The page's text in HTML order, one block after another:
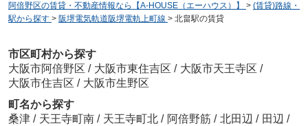
阿倍野区の賃貸・不動産情報なら【A-HOUSE（エーハウス）】 > (賃貸)路線・
駅から探す > 阪堺電気軌道阪堺電軌上町線 > 北畠駅の賃貸
市区町村から探す
大阪市阿倍野区 / 大阪市東住吉区 / 大阪市天王寺区 /
大阪市住吉区 / 大阪市生野区
町名から探す
桑津 / 天王寺町南 / 天王寺町北 / 阿倍野筋 / 北田辺 / 田辺 /